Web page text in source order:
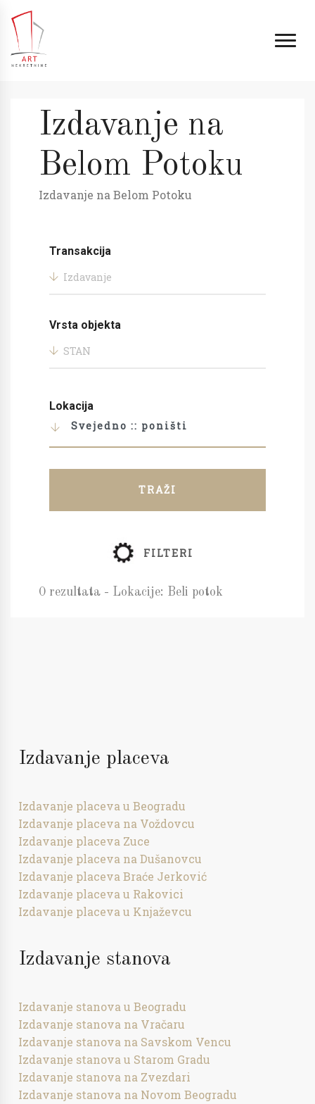
Izdavanje na
Belom Potoku
Izdavanje na Belom Potoku
Transakcija
Izdavanje
Vrsta objekta
STAN
Lokacija
Svejedno :: poništi
TRAŽI
FILTERI
0 rezultata - Lokacije: Beli potok
Izdavanje placeva
Izdavanje placeva u Beogradu
Izdavanje placeva na Voždovcu
Izdavanje placeva Zuce
Izdavanje placeva na Dušanovcu
Izdavanje placeva Braće Jerković
Izdavanje placeva u Rakovici
Izdavanje placeva u Knjaževcu
Izdavanje stanova
Izdavanje stanova u Beogradu
Izdavanje stanova na Vračaru
Izdavanje stanova na Savskom Vencu
Izdavanje stanova u Starom Gradu
Izdavanje stanova na Zvezdari
Izdavanje stanova na Novom Beogradu